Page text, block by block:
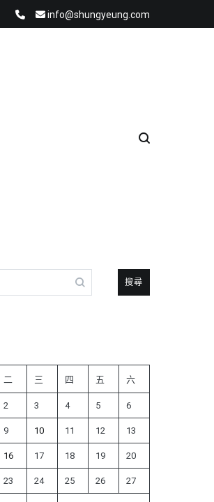
info@shungyeung.com
二 三 四 五 六
2 3 4 5 6
9 10 11 12 13
16 17 18 19 20
23 24 25 26 27